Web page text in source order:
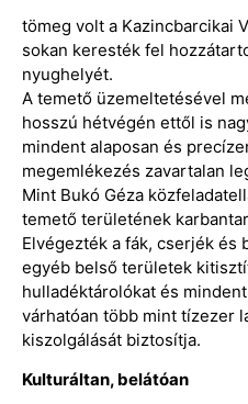
tömeg volt a Kazincbarcikai
sokan keresték fel
nyughelyét.
A temető üzemeltetésével
hosszú hétvégén ettől is
mindent alaposan és
megemlékezés zavartalan
Mint Bukó Géza
temető területének
Elvégezték a fák, cserjék és
egyéb belső területek
hulladéktárolókat és
várhatóan több mint tízezer
kiszolgálását biztosítja.
Kulturáltan, belátóan